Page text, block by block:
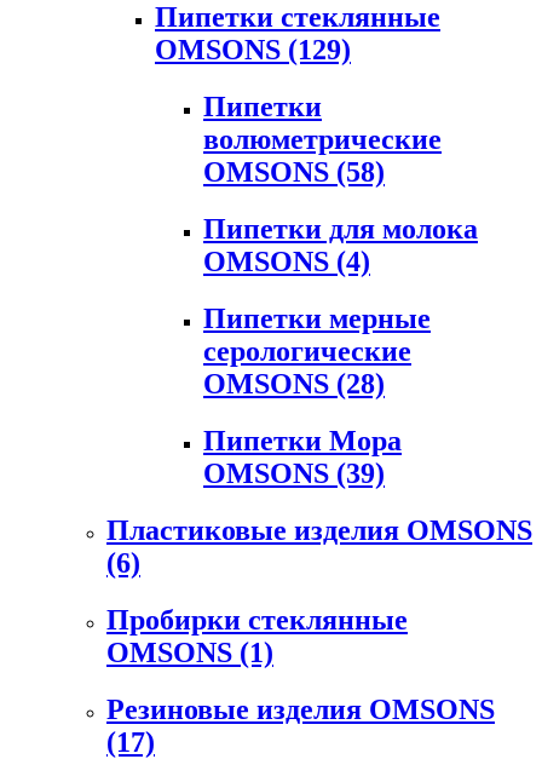
Пипетки стеклянные
OMSONS (129)
Пипетки
волюметрические
OMSONS (58)
Пипетки для молока
OMSONS (4)
Пипетки мерные
серологические
OMSONS (28)
Пипетки Мора
OMSONS (39)
Пластиковые изделия OMSONS
(6)
Пробирки стеклянные
OMSONS (1)
Резиновые изделия OMSONS
(17)